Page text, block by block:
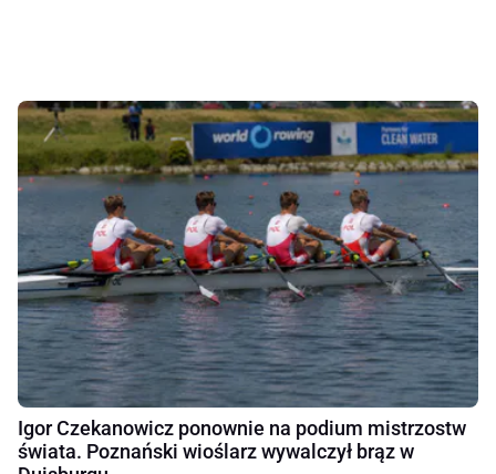
Igor Czekanowicz ponownie na podium mistrzostw
świata. Poznański wioślarz wywalczył brąz w